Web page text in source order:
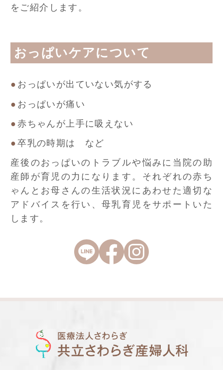
をご紹介します。
おっぱいケアについて
おっぱいが出ていない気がする
おっぱいが痛い
赤ちゃんが上手に吸えない
卒乳の時期は など
産後のおっぱいのトラブルや悩みに当院の助
産師が育児の力になります。それぞれの赤ち
ゃんとお母さんの生活状況にあわせた適切な
アドバイスを行い、母乳育児をサポートいた
します。